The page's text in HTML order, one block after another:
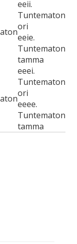
eeii.
Tuntematon
ori
eeie.
Tuntematon
tamma
eeei.
Tuntematon
ori
eeee.
Tuntematon
tamma